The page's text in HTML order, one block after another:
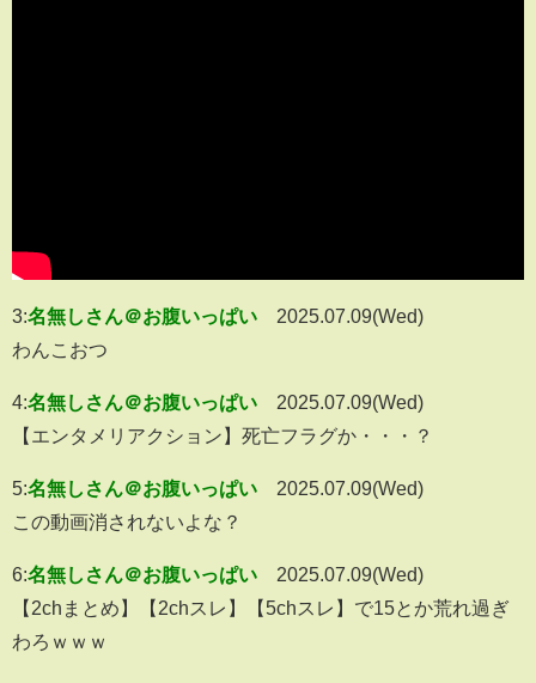
3:名無しさん＠お腹いっぱい
2025.07.09(Wed)
わんこおつ
4:名無しさん＠お腹いっぱい
2025.07.09(Wed)
【エンタメリアクション】死亡フラグか・・・？
5:名無しさん＠お腹いっぱい
2025.07.09(Wed)
この動画消されないよな？
6:名無しさん＠お腹いっぱい
2025.07.09(Wed)
【2chまとめ】【2chスレ】【5chスレ】で15とか荒れ過ぎ
わろｗｗｗ